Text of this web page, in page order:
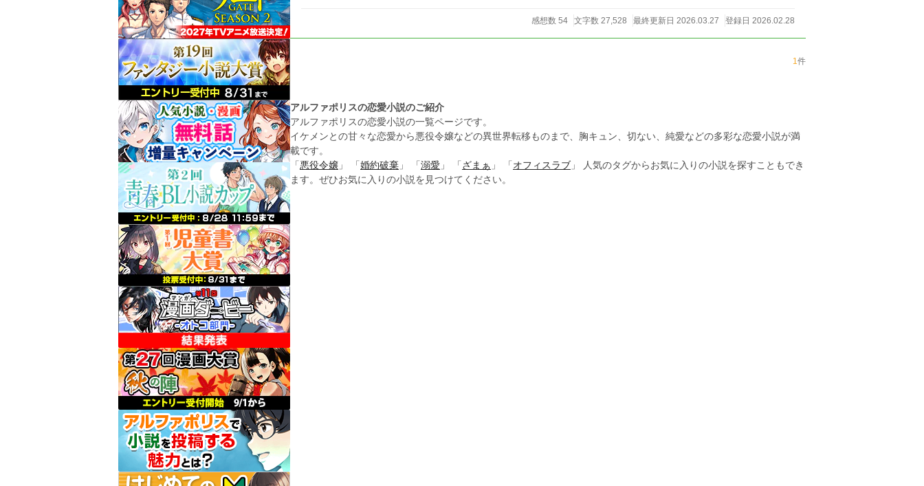
感想数 54 文字数 27,528 最終更新日 2026.03.27 登録日 2026.02.28
1件
アルファポリスの恋愛小説のご紹介
アルファポリスの恋愛小説の一覧ページです。
イケメンとの甘々な恋愛から悪役令嬢などの異世界転移ものまで、胸キュン、切ない、純愛などの多彩な恋愛小説が満
載です。
「 悪役令嬢 」 「 婚約破棄 」 「 溺愛 」 「 ざまぁ 」 「 オフィスラブ 」 人気のタグからお気に入りの小説を探すこともでき
ます。ぜひお気に入りの小説を見つけてください。